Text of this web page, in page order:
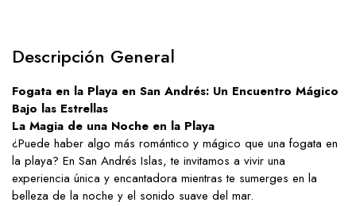
Descripción General
Fogata en la Playa en San Andrés: Un Encuentro Mágico
Bajo las Estrellas
La Magia de una Noche en la Playa
¿Puede haber algo más romántico y mágico que una fogata en
la playa? En San Andrés Islas, te invitamos a vivir una
experiencia única y encantadora mientras te sumerges en la
belleza de la noche y el sonido suave del mar.